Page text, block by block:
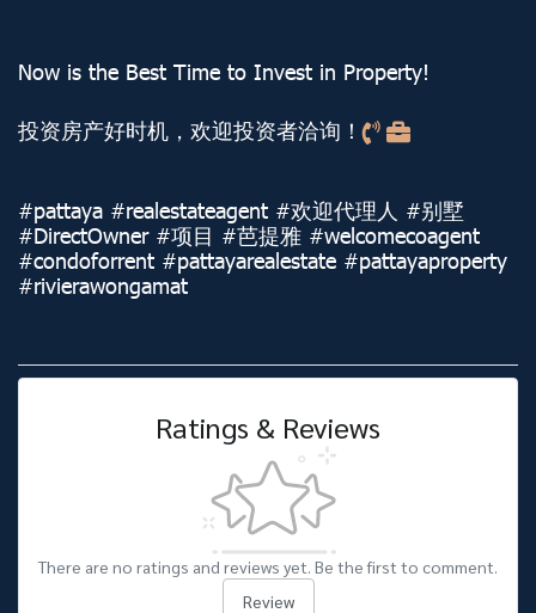
Now is the Best Time to Invest in Property!
投资房产好时机，欢迎投资者洽询！
#pattaya #realestateagent #欢迎代理人 #别墅
#DirectOwner #项目 #芭提雅 #welcomecoagent
#condoforrent #pattayarealestate #pattayaproperty
#rivierawongamat
Ratings & Reviews
There are no ratings and reviews yet. Be the first to comment.
Review